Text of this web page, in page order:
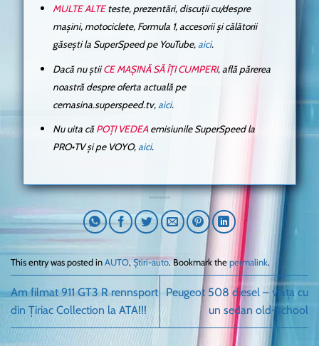
MULTE ALTEteste, prezentări, discuții cu/despre
mașini, motociclete, Formula 1, accesorii și călătorii
găsești la SuperSpeed pe YouTube,aici.
Dacă nu știiCE MAȘINĂ SĂ ÎȚI CUMPERI, află părerea
noastră despre oferta actuală pe
cemasina.superspeed.tv,aici.
Nu uita căPOȚI VEDEAemisiunile SuperSpeed la
PRO•TV și pe VOYO,aici.
This entry was posted in AUTO,Știri-auto. Bookmark the permalink.
Am filmat 911 GT3 R rennsport
din Țiriac Collection la ATA!!!
Peugeot 508 diesel – viața cu
un sedan old-school